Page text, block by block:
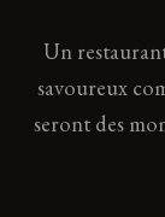
Un
savoureux
seront des